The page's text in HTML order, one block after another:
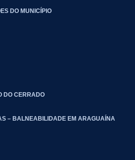
DO MUNICÍPIO
DO CERRADO
– BALNEABILIDADE EM ARAGUAÍNA